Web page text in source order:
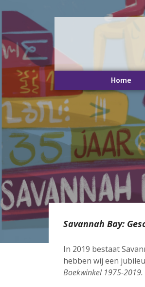
Home
Savannah Bay:
In 2019 bestaat
hebben wij een
Boekwinkel 1975-2019.